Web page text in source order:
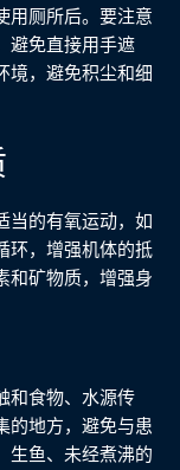
用厕所后。要注意
避免直接用手遮
境，避免积尘和细
当的有氧运动，如
环，增强机体的抵
和矿物质，增强身
和食物、水源传
的地方，避免与患
生鱼、未经煮沸的